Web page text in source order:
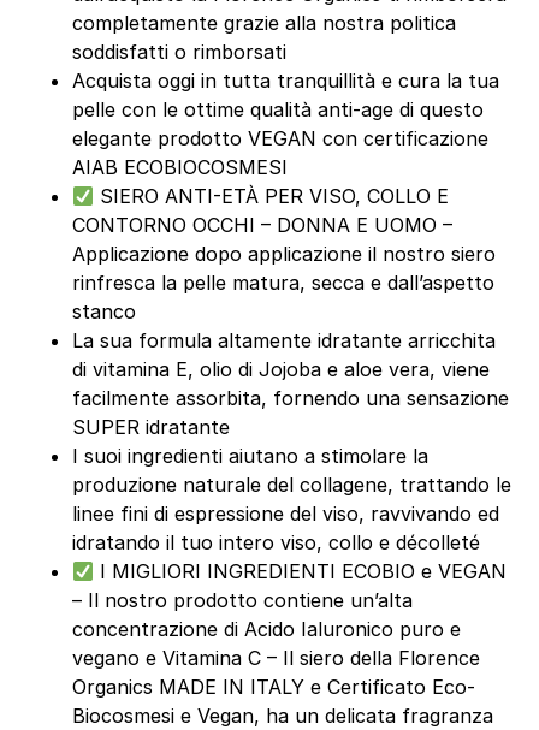
completamente grazie alla nostra politica
soddisfatti o rimborsati
Acquista oggi in tutta tranquillità e cura la tua
pelle con le ottime qualità anti-age di questo
elegante prodotto VEGAN con certificazione
AIAB ECOBIOCOSMESI
SIERO ANTI-ETÀ PER VISO, COLLO E
CONTORNO OCCHI – DONNA E UOMO –
Applicazione dopo applicazione il nostro siero
rinfresca la pelle matura, secca e dall’aspetto
stanco
La sua formula altamente idratante arricchita
di vitamina E, olio di Jojoba e aloe vera, viene
facilmente assorbita, fornendo una sensazione
SUPER idratante
I suoi ingredienti aiutano a stimolare la
produzione naturale del collagene, trattando le
linee fini di espressione del viso, ravvivando ed
idratando il tuo intero viso, collo e décolleté
I MIGLIORI INGREDIENTI ECOBIO e VEGAN
– Il nostro prodotto contiene un’alta
concentrazione di Acido Ialuronico puro e
vegano e Vitamina C – Il siero della Florence
Organics MADE IN ITALY e Certificato Eco-
Biocosmesi e Vegan, ha un delicata fragranza